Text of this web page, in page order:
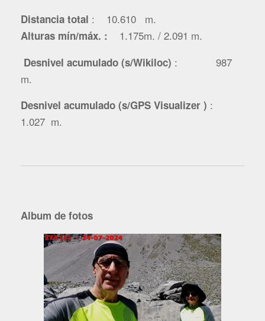
Distancia total : 10.610 m.
Alturas mín/máx. : 1.175m. / 2.091 m.
Desnivel acumulado (s/Wikiloc) : 987
m.
Desnivel acumulado (s/GPS Visualizer ) :
1.027 m.
Album de fotos